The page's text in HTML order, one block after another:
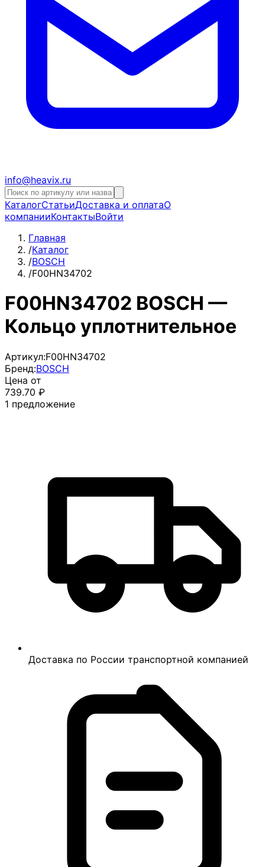
info@heavix.ru
КаталогСтатьиДоставка и оплатаО
компанииКонтактыВойти
Главная
/Каталог
/BOSCH
/F00HN34702
F00HN34702 BOSCH —
Кольцо уплотнительное
Артикул:F00HN34702
Бренд:BOSCH
Цена от
739.70 ₽
1 предложение
Доставка по России транспортной компанией